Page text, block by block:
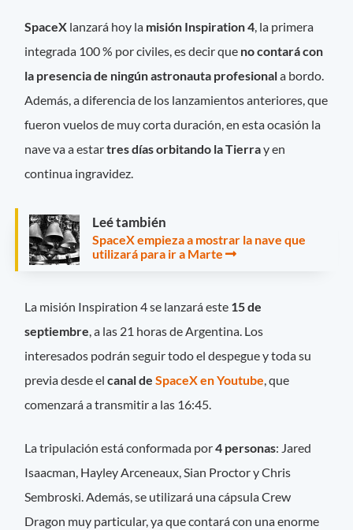
SpaceX lanzará hoy la misión Inspiration 4 , la primera
integrada 100 % por civiles, es decir que no contará con
la presencia de ningún astronauta profesionala bordo.
Además, a diferencia de los lanzamientos anteriores, que
fueron vuelos de muy corta duración, en esta ocasión la
nave va a estartres días orbitando la Tierray en
continua ingravidez.
Leé también
SpaceX empieza a mostrar la nave que
utilizará para ir a Marte
La misión Inspiration 4 se lanzará este 15 de
septiembre, a las 21 horas de Argentina. Los
interesados podrán seguir todo el despegue y toda su
previa desde el canal deSpaceX en Youtube, que
comenzará a transmitir a las 16:45.
La tripulación está conformada por4 personas: Jared
Isaacman, Hayley Arceneaux, Sian Proctor y Chris
Sembroski. Además, se utilizará una cápsula Crew
Dragon muy particular, ya que contará con una enorme